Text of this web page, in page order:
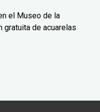
el Museo de la
gratuita de acuarelas